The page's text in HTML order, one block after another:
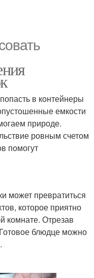
в контейнеры
емкости
природе.
ровным счетом
помогут
может превратиться
которое приятно
комнате. Отрезав
блюдце можно